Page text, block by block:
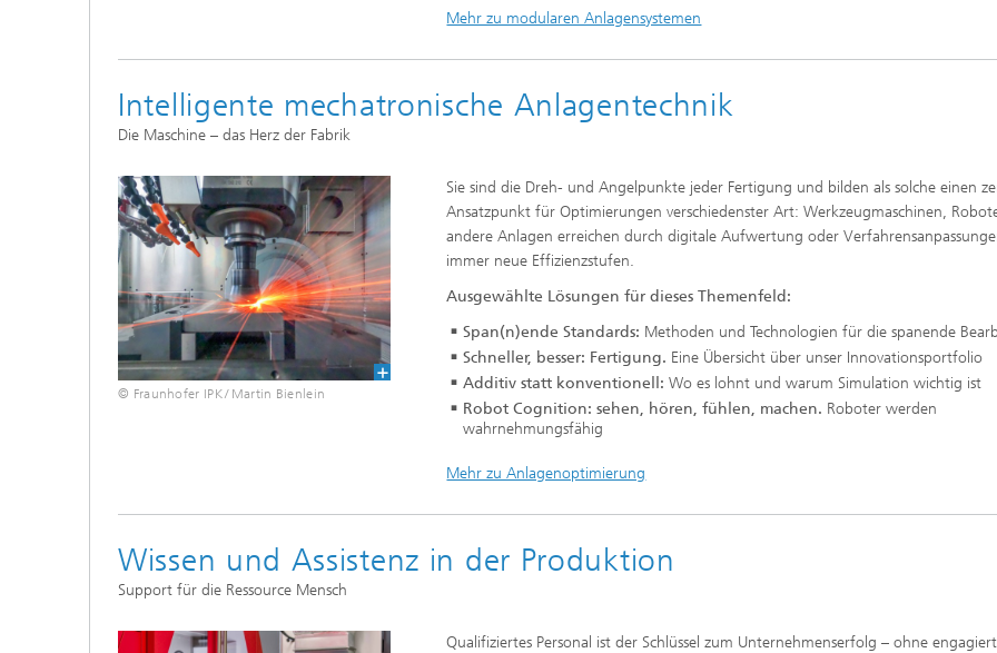
Mehr zu modularen Anlagensystemen
Intelligente mechatronische Anlagentechnik
Die Maschine – das Herz der Fabrik
© Fraunhofer IPK / Martin Bienlein
Sie sind die Dreh- und Angelpunkte jeder Fertigung und bilden als solche einen
Ansatzpunkt für Optimierungen verschiedenster Art: Werkzeugmaschinen,
andere Anlagen erreichen durch digitale Aufwertung oder
immer neue Effizienzstufen.
Ausgewählte Lösungen für dieses Themenfeld:
Span(n)ende Standards: Methoden und Technologien für die spanende
Schneller, besser: Fertigung. Eine Übersicht über unser Innovationsportfolio
Additiv statt konventionell: Wo es lohnt und warum Simulation wichtig ist
Robot Cognition: sehen, hören, fühlen, machen. Roboter werden
wahrnehmungsfähig
Mehr zu Anlagenoptimierung
Wissen und Assistenz in der Produktion
Support für die ­Ressource Mensch
Qualifiziertes Personal ist der Schlüssel zum Unternehmenserfolg – ohne